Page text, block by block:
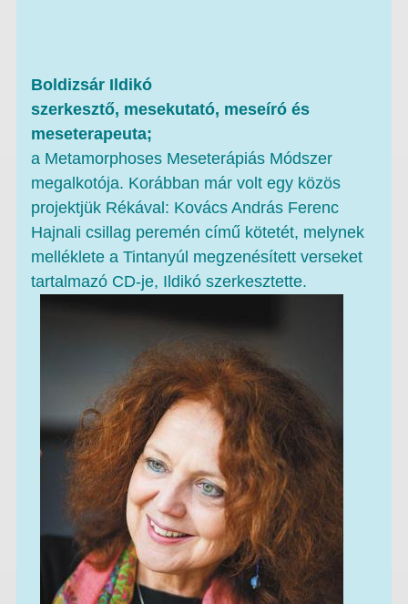
Boldizsár Ildikó
szerkesztő, mesekutató, meseíró és
meseterapeuta;
a Metamorphoses Meseterápiás Módszer
megalkotója. Korábban már volt egy közös
projektjük Rékával: Kovács András Ferenc
Hajnali csillag peremén című kötetét, melynek
melléklete a Tintanyúl megzenésített verseket
tartalmazó CD-je, Ildikó szerkesztette.